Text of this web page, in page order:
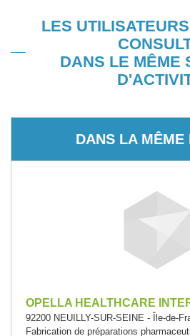
LES
DANS LE MÊME
DANS LA MÊME
OPELLA HEALTHCARE
92200 NEUILLY-SUR-SEINE - Île-de-
Fabrication de préparations